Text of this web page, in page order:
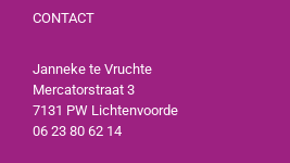
CONTACT
Janneke te Vruchte
Mercatorstraat 3
7131 PW Lichtenvoorde
06 23 80 62 14